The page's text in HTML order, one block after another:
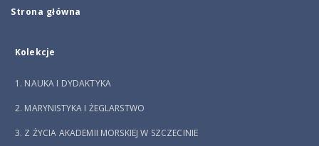
Strona główna
Kolekcje
1. NAUKA I DYDAKTYKA
2. MARYNISTYKA I ŻEGLARSTWO
3. Z ŻYCIA AKADEMII MORSKIEJ W SZCZECINIE